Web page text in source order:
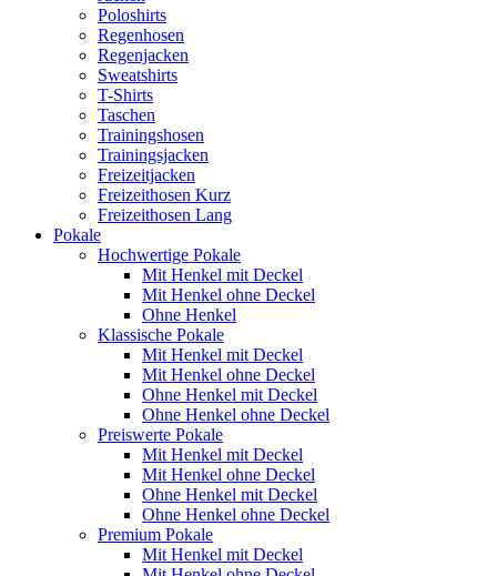
Poloshirts
Regenhosen
Regenjacken
Sweatshirts
T-Shirts
Taschen
Trainingshosen
Trainingsjacken
Freizeitjacken
Freizeithosen Kurz
Freizeithosen Lang
Pokale
Hochwertige Pokale
Mit Henkel mit Deckel
Mit Henkel ohne Deckel
Ohne Henkel
Klassische Pokale
Mit Henkel mit Deckel
Mit Henkel ohne Deckel
Ohne Henkel mit Deckel
Ohne Henkel ohne Deckel
Preiswerte Pokale
Mit Henkel mit Deckel
Mit Henkel ohne Deckel
Ohne Henkel mit Deckel
Ohne Henkel ohne Deckel
Premium Pokale
Mit Henkel mit Deckel